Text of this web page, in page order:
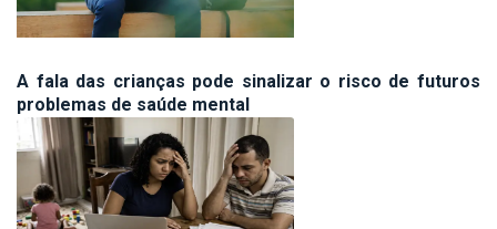
A fala das crianças pode sinalizar o risco de futuros
problemas de saúde mental